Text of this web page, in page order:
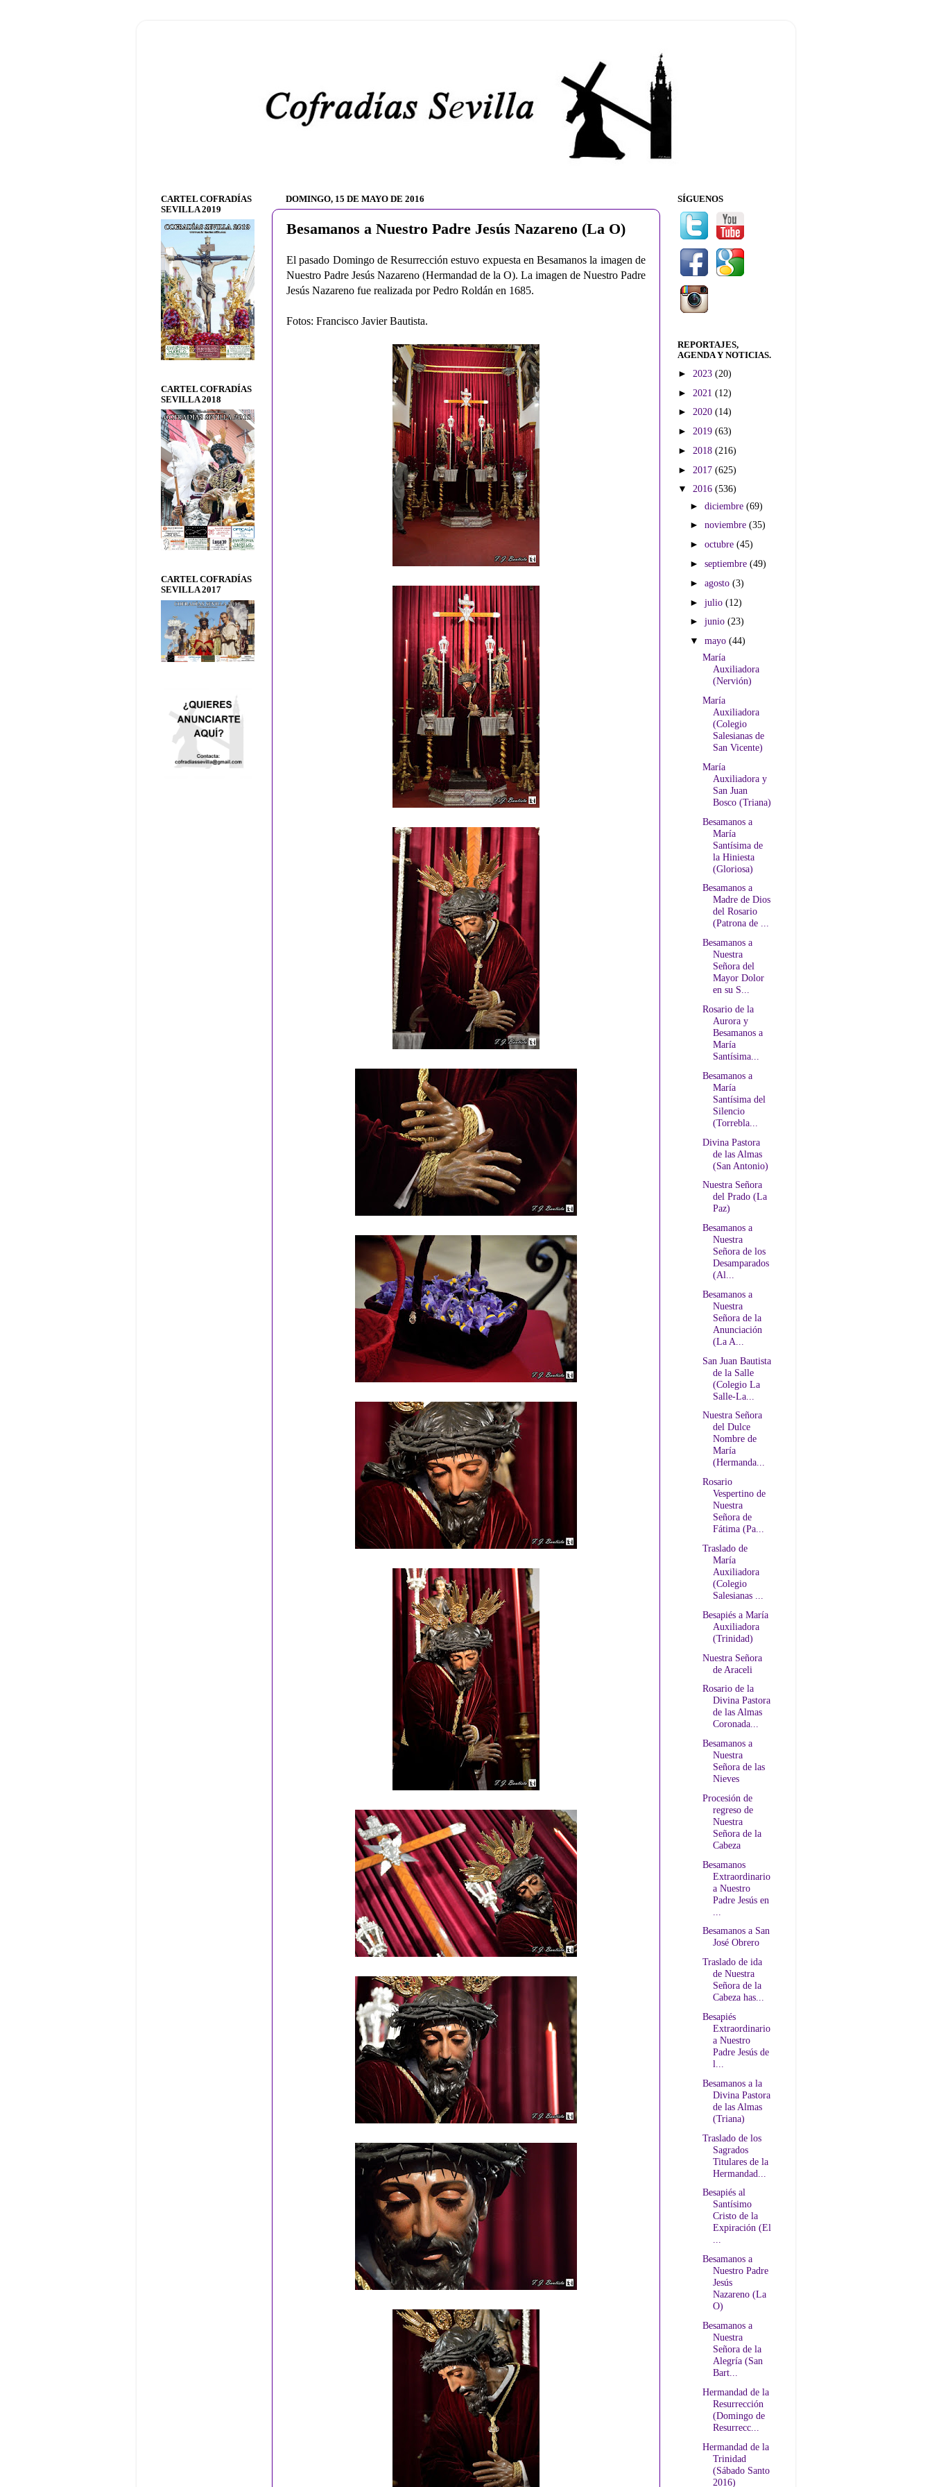
DOMINGO, 15 DE MAYO DE 2016
Besamanos a Nuestro Padre Jesús Nazareno (La O)
El pasado Domingo de Resurrección estuvo expuesta en Besamanos la imagen de
Nuestro Padre Jesús Nazareno (Hermandad de la O). La imagen de Nuestro Padre
Jesús Nazareno fue realizada por Pedro Roldán en 1685.
Fotos: Francisco Javier Bautista.
CARTEL COFRADÍAS
SEVILLA 2019
CARTEL COFRADÍAS
SEVILLA 2018
CARTEL COFRADÍAS
SEVILLA 2017
SÍGUENOS
REPORTAJES,
AGENDA Y NOTICIAS.
► 2023 (20)
► 2021 (12)
► 2020 (14)
► 2019 (63)
► 2018 (216)
► 2017 (625)
▼ 2016 (536)
►diciembre(69)
►noviembre(35)
►octubre(45)
►septiembre(49)
►agosto(3)
►julio(12)
►junio(23)
▼mayo(44)
María
Auxiliadora
(Nervión)
María
Auxiliadora
(Colegio
Salesianas de
San Vicente)
María
Auxiliadora y
San Juan
Bosco (Triana)
Besamanos a
María
Santísima de
la Hiniesta
(Gloriosa)
Besamanos a
Madre de Dios
del Rosario
(Patrona de ...
Besamanos a
Nuestra
Señora del
Mayor Dolor
en su S...
Rosario de la
Aurora y
Besamanos a
María
Santísima...
Besamanos a
María
Santísima del
Silencio
(Torrebla...
Divina Pastora
de las Almas
(San Antonio)
Nuestra Señora
del Prado (La
Paz)
Besamanos a
Nuestra
Señora de los
Desamparados
(Al...
Besamanos a
Nuestra
Señora de la
Anunciación
(La A...
San Juan Bautista
de la Salle
(Colegio La
Salle-La...
Nuestra Señora
del Dulce
Nombre de
María
(Hermanda...
Rosario
Vespertino de
Nuestra
Señora de
Fátima (Pa...
Traslado de
María
Auxiliadora
(Colegio
Salesianas ...
Besapiés a María
Auxiliadora
(Trinidad)
Nuestra Señora
de Araceli
Rosario de la
Divina Pastora
de las Almas
Coronada...
Besamanos a
Nuestra
Señora de las
Nieves
Procesión de
regreso de
Nuestra
Señora de la
Cabeza
Besamanos
Extraordinario
a Nuestro
Padre Jesús en
Besamanos a San
José Obrero
Traslado de ida
de Nuestra
Señora de la
Cabeza has...
Besapiés
Extraordinario
a Nuestro
Padre Jesús de
l...
Besamanos a la
Divina Pastora
de las Almas
(Triana)
Traslado de los
Sagrados
Titulares de la
Hermandad...
Besapiés al
Santísimo
Cristo de la
Expiración (El
...
Besamanos a
Nuestro Padre
Jesús
Nazareno (La
O)
Besamanos a
Nuestra
Señora de la
Alegría (San
Bart...
Hermandad de la
Resurrección
(Domingo de
Resurrecc...
Hermandad de la
Trinidad
(Sábado Santo
2016)